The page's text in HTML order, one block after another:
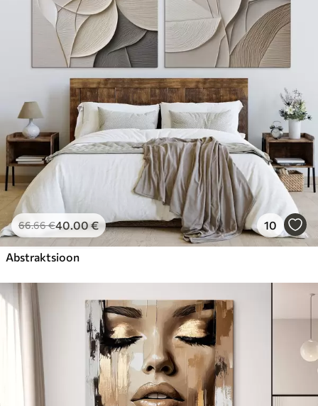
66.66€40.00€ 10
Abstraktsioon